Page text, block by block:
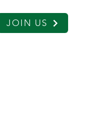
JOIN US